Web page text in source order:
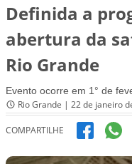
Definida a
abertura da
Rio Grande
Evento ocorre em 1° de
Rio Grande | 22 de janeiro
COMPARTILHE